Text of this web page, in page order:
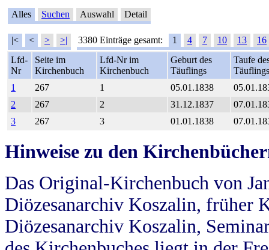
Alles Suchen Auswahl Detail
|< < > >| 3380 Einträge gesamt: 1 4 7 10 13
16
Lfd-
Nr
Seite im
Kirchenbuch
Lfd-Nr im
Kirchenbuch
Geburt des
Täuflings
Taufe
Täuflings
1
267 1 05.01.1838
2
267 2 31.12.1837
3
267 3 01.01.1838
Hinweise zu den
Das Original-Kirchenbuch von
Diözesanarchiv Koszalin, früher
Diözesanarchiv Koszalin,